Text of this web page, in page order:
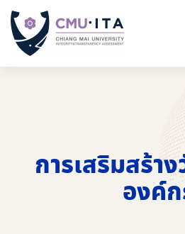
การเสริมสร้า
องค์